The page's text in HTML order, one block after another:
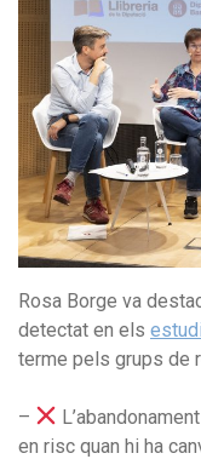
Rosa Borge va
detectat en els
terme pels grups de
–
en risc quan hi ha